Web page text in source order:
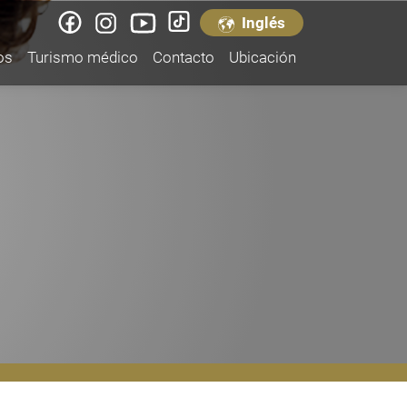
Inglés
Turismo médico Contacto Ubicación
Corporales